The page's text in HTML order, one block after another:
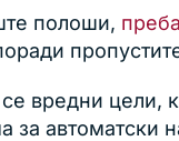
полоши,
вредни цели,
за автоматски